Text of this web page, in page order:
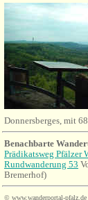
Donnersberges, mit
Benachbarte
Prädikatsweg Pfälzer
Rundwanderung 53
Bremerhof)
© www.wanderportal-pfalz.de